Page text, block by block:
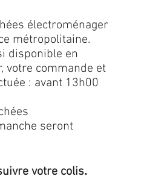
électroménager
métropolitaine.
disponible en
votre commande et
: avant 13h00
seront
votre colis.